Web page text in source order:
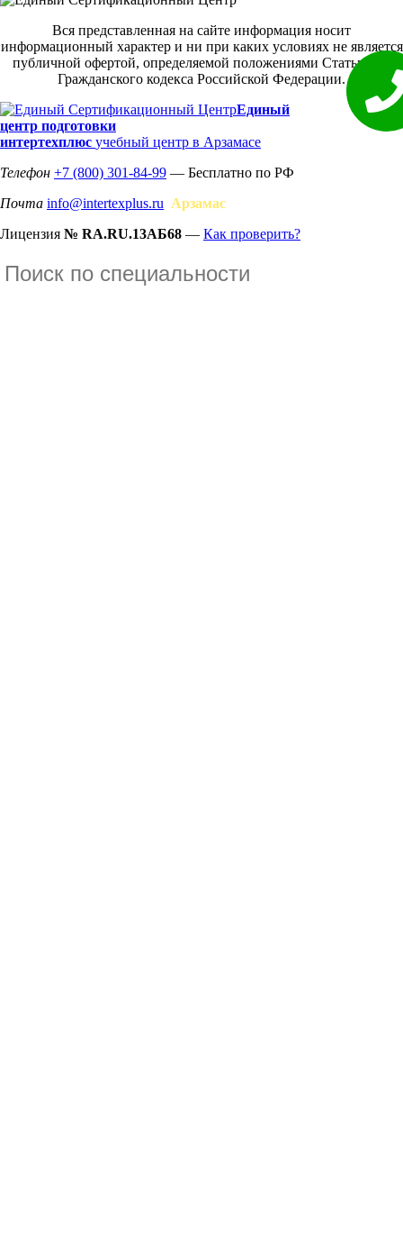
Вся представленная на сайте информация носит
информационный характер и ни при каких условиях не является
публичной офертой, определяемой положениями Статьи 437
Гражданского кодекса Российской Федерации.
Единый
центр подготовки
интертехплюс учебный центр в Арзамасе
Телефон +7 (800) 301-84-99 — Бесплатно по РФ
Почта info@intertexplus.ru Арзамас
Лицензия № RA.RU.13АБ68 — Как проверить?